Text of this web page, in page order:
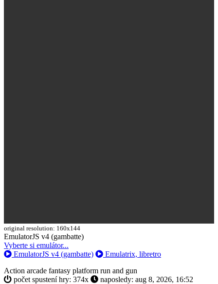
original resolution: 160x144
EmulatorJS v4 (gambatte)Toggle
Vyberte si emulátor...
EmulatorJS v4 (gambatte)
Emulatrix, libretro
Action arcade fantasy platform run and gun
počet spustení hry: 374x
naposledy: aug 8, 2026, 16:52